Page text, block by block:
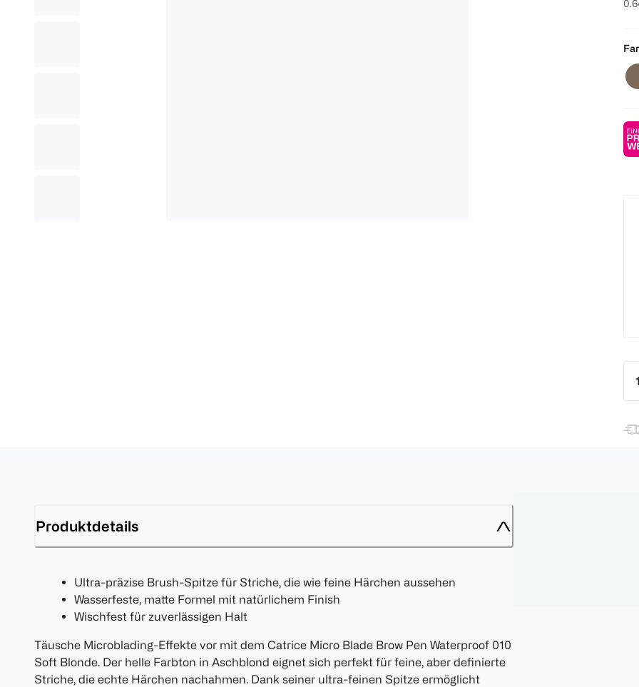
Produktdetails
Ultra-präzise Brush-Spitze für Striche, die wie feine Härchen aussehen
Wasserfeste, matte Formel mit natürlichem Finish
Wischfest für zuverlässigen Halt
Täusche Microblading-Effekte vor mit dem Catrice Micro Blade Brow Pen Waterproof 010
Soft Blonde. Der helle Farbton in Aschblond eignet sich perfekt für feine, aber definierte
Striche, die echte Härchen nachahmen. Dank seiner ultra-feinen Spitze ermöglicht